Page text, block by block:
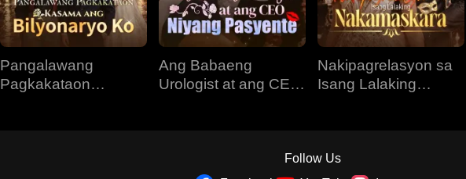
Pangalawang
Pagkakataon
Ang Babaeng
Urologist at ang CEO
Nakipagrelasyon sa
Isang Lalaking
Follow Us